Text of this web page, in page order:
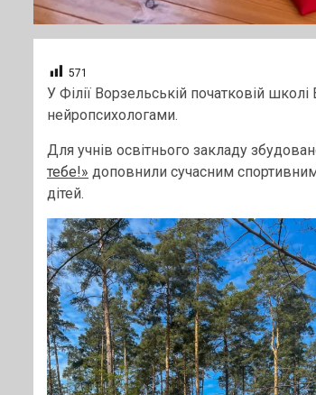
571
У Філії Ворзельській початковій
нейропсихологами.
Для учнів освітнього закладу
тебе!» доповнили сучасним
дітей.